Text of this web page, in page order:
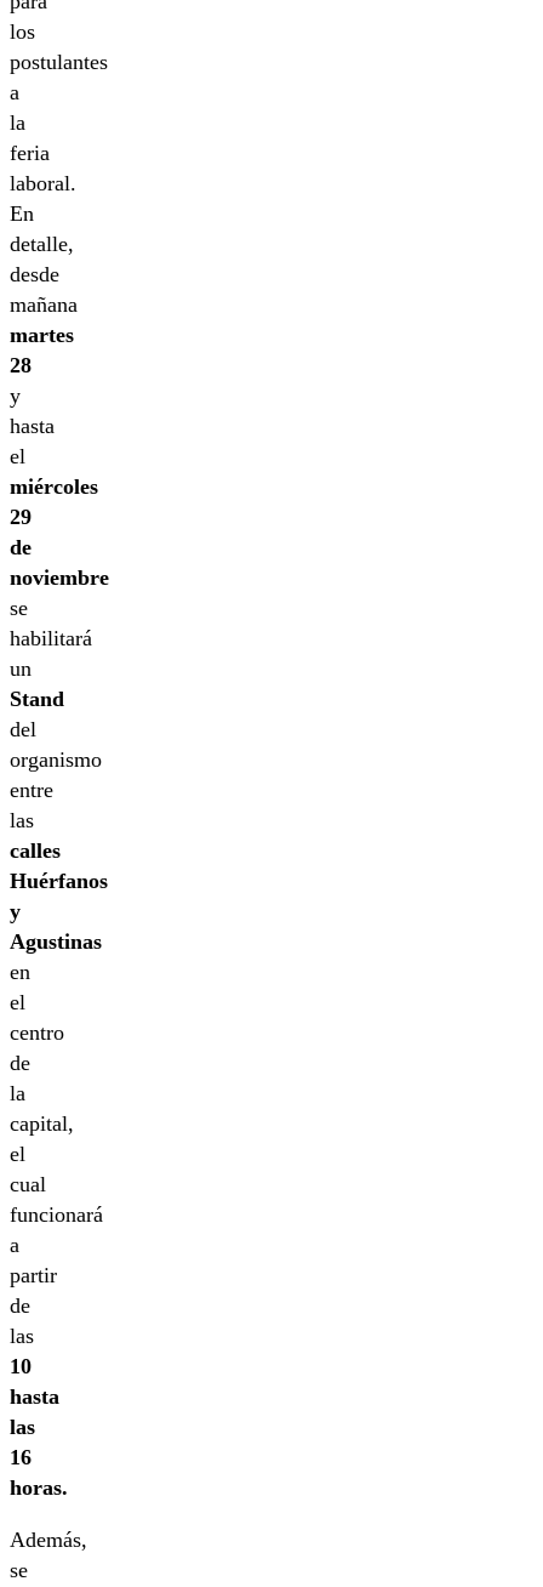
los
postulantes
a
la
feria
laboral.
En
detalle,
desde
mañana
martes
28
y
hasta
el
miércoles
29
de
noviembre
se
habilitará
un
Stand
del
organismo
entre
las
calles
Huérfanos
y
Agustinas
en
el
centro
de
la
capital,
el
cual
funcionará
a
partir
de
las
10
hasta
las
16
horas.
Además,
se